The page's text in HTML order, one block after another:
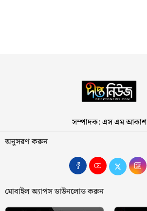
সম্পাদক: এস এম আকাশ
অনুসরণ করুন
মোবাইল অ্যাপস ডাউনলোড করুন